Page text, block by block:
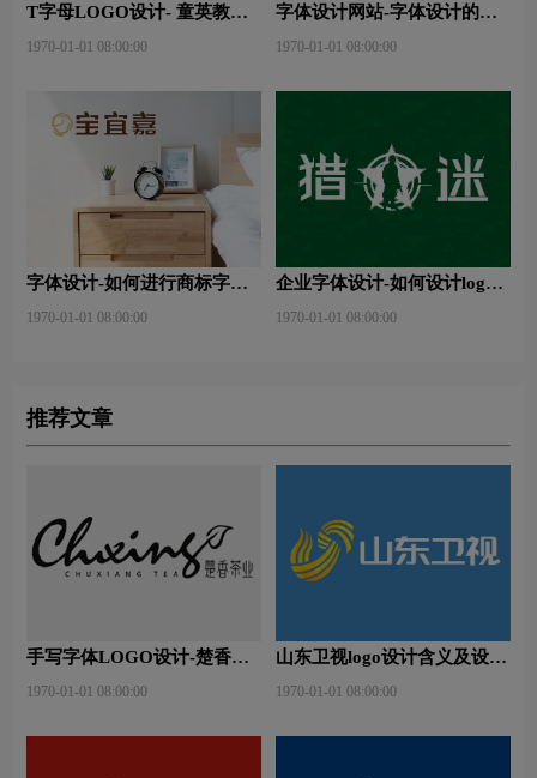
T字母LOGO设计- 童英教育
1970-01-01 08:00:00
字体设计网站-字体设计的表
1970-01-01 08:00:00
字体设计-如何进行商标字体
1970-01-01 08:00:00
企业字体设计-如何设计logo
1970-01-01 08:00:00
推荐文章
手写字体LOGO设计-楚香茶
1970-01-01 08:00:00
山东卫视logo设计含义及设计
1970-01-01 08:00:00